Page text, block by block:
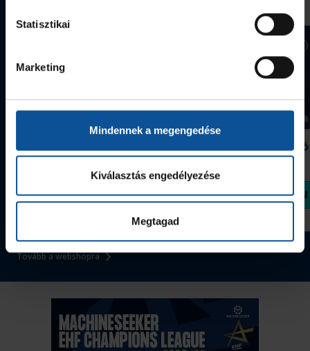
Statisztikai
Marketing
Mindennek a megengedése
Kiválasztás engedélyezése
Megtagad
Tovább a webshopra
390 Ft
Megvásárolom
Szeged
Megvásárolom